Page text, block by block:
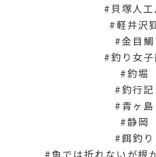
貝塚人
軽井沢
金目鯛
釣り女子
釣堀
釣行記
青ヶ島
静岡
餌釣り
魚では折れないが根